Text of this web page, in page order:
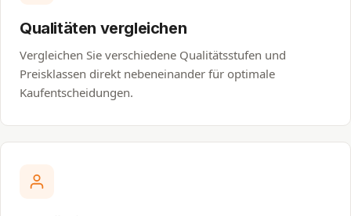
Qualitäten vergleichen
Vergleichen Sie verschiedene Qualitätsstufen und
Preisklassen direkt nebeneinander für optimale
Kaufentscheidungen.